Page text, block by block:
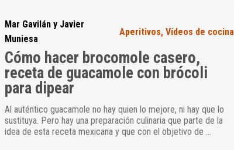
Mar Gavilán y Javier
Muniesa
Aperitivos, Vídeos de cocina
Cómo hacer brocomole casero,
receta de guacamole con brócoli
para dipear
Al auténtico guacamole no hay quien lo mejore, ni hay que lo
sustituya. Pero hay una preparación culinaria que parte de la
idea de esta receta mexicana y que con el objetivo de …